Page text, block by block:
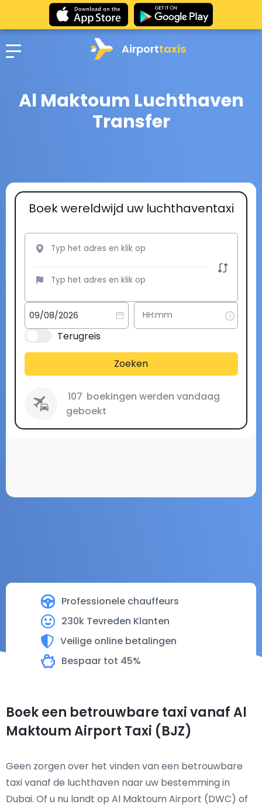
Airporttaxis
Al Maktoum Luchthaven
Transfer
Professionele chauffeurs
230k Tevreden Klanten
Veilige online betalingen
Bespaar tot 45%
Boek wereldwijd uw luchthaventaxi
Terugreis
Zoeken
107 boekingen werden vandaag
geboekt
Boek een betrouwbare taxi vanaf Al
Maktoum Airport Taxi (BJZ)
Geen zorgen over het vinden van een betrouwbare
taxi vanaf de luchthaven naar uw bestemming in
Dubai. Of u nu landt op Al Maktoum Airport (DWC) of